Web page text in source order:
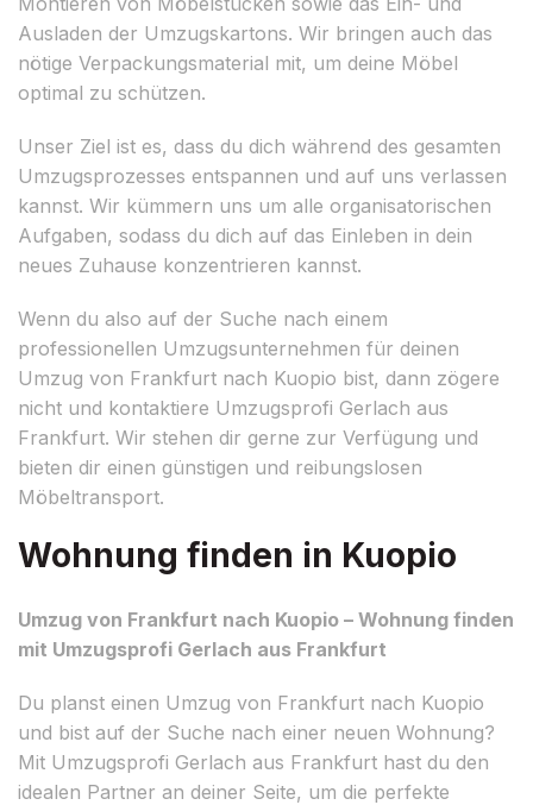
Ausladen der Umzugskartons. Wir bringen auch das
nötige Verpackungsmaterial mit, um deine Möbel
optimal zu schützen.
Unser Ziel ist es, dass du dich während des gesamten
Umzugsprozesses entspannen und auf uns verlassen
kannst. Wir kümmern uns um alle organisatorischen
Aufgaben, sodass du dich auf das Einleben in dein
neues Zuhause konzentrieren kannst.
Wenn du also auf der Suche nach einem
professionellen Umzugsunternehmen für deinen
Umzug von Frankfurt nach Kuopio bist, dann zögere
nicht und kontaktiere Umzugsprofi Gerlach aus
Frankfurt. Wir stehen dir gerne zur Verfügung und
bieten dir einen günstigen und reibungslosen
Möbeltransport.
Wohnung finden in Kuopio
Umzug von Frankfurt nach Kuopio – Wohnung finden
mit Umzugsprofi Gerlach aus Frankfurt
Du planst einen Umzug von Frankfurt nach Kuopio
und bist auf der Suche nach einer neuen Wohnung?
Mit Umzugsprofi Gerlach aus Frankfurt hast du den
idealen Partner an deiner Seite, um die perfekte